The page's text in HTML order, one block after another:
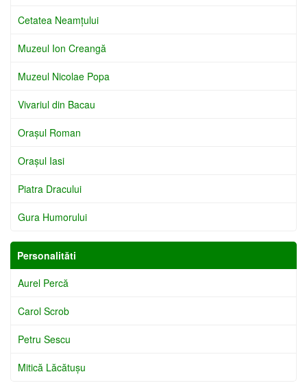
Cetatea Neamţului
Muzeul Ion Creangă
Muzeul Nicolae Popa
Vivariul din Bacau
Oraşul Roman
Oraşul Iasi
Piatra Dracului
Gura Humorului
Personalităti
Aurel Percă
Carol Scrob
Petru Sescu
Mitică Lăcătuşu